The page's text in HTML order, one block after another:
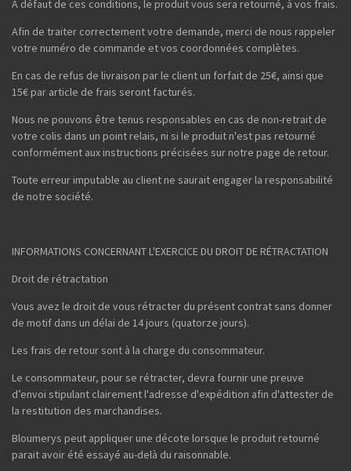
A défaut de ces conditions, le produit vous sera retourné, à vos frais.
Afin de traiter correctement votre demande, merci de nous rappeler
votre numéro de commande et vos coordonnées complètes.
En cas de refus de livraison par le client un forfait de 25€, ainsi que
15€ par article de frais seront facturés.
Nous ne pouvons être tenus responsables en cas de non-retrait de
votre colis dans un point relais, ni si le produit n'est pas retourné
conformément aux instructions précisées sur notre page de retour.
Toute erreur imputable au client ne saurait engager la responsabilité
de notre société.
INFORMATIONS CONCERNANT L'EXERCICE DU DROIT DE RÉTRACTATION
Droit de rétractation
Vous avez le droit de vous rétracter du présent contrat sans donner
de motif dans un délai de 14 jours (quatorze jours).
Les frais de retour sont à la charge du consommateur.
Le consommateur, pour se rétracter, devra fournir une preuve
d’envoi stipulant clairement l'adresse d'expédition afin d'attester de
la restitution des marchandises.
Bloumerys peut appliquer une décote lorsque le produit retourné
parait avoir été essayé au-delà du raisonnable.